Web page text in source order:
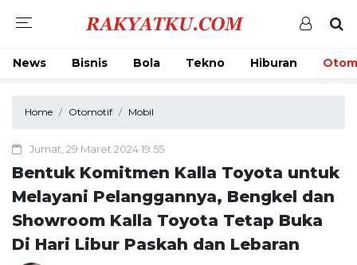
News Bisnis Bola Tekno Hiburan
Home Otomotif Mobil
Jumat, 29 Maret 2024 19:55
Bentuk Komitmen Kalla Toyota untuk
Melayani Pelanggannya, Bengkel dan
Showroom Kalla Toyota Tetap Buka
Di Hari Libur Paskah dan Lebaran